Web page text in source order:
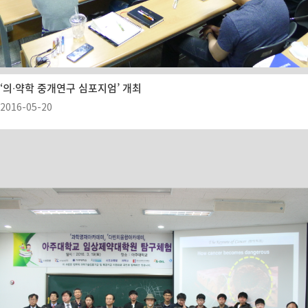
‘의∙약학 중개연구 심포지엄’ 개최
2016-05-20